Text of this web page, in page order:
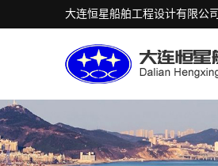
大连恒星船舶工程设计有限公司